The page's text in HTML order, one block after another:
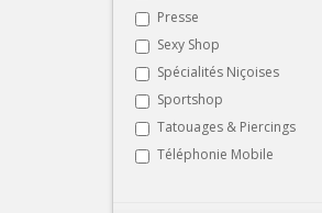
Presse
Sexy Shop
Spécialités Niçoises
Sportshop
Tatouages & Piercings
Téléphonie Mobile